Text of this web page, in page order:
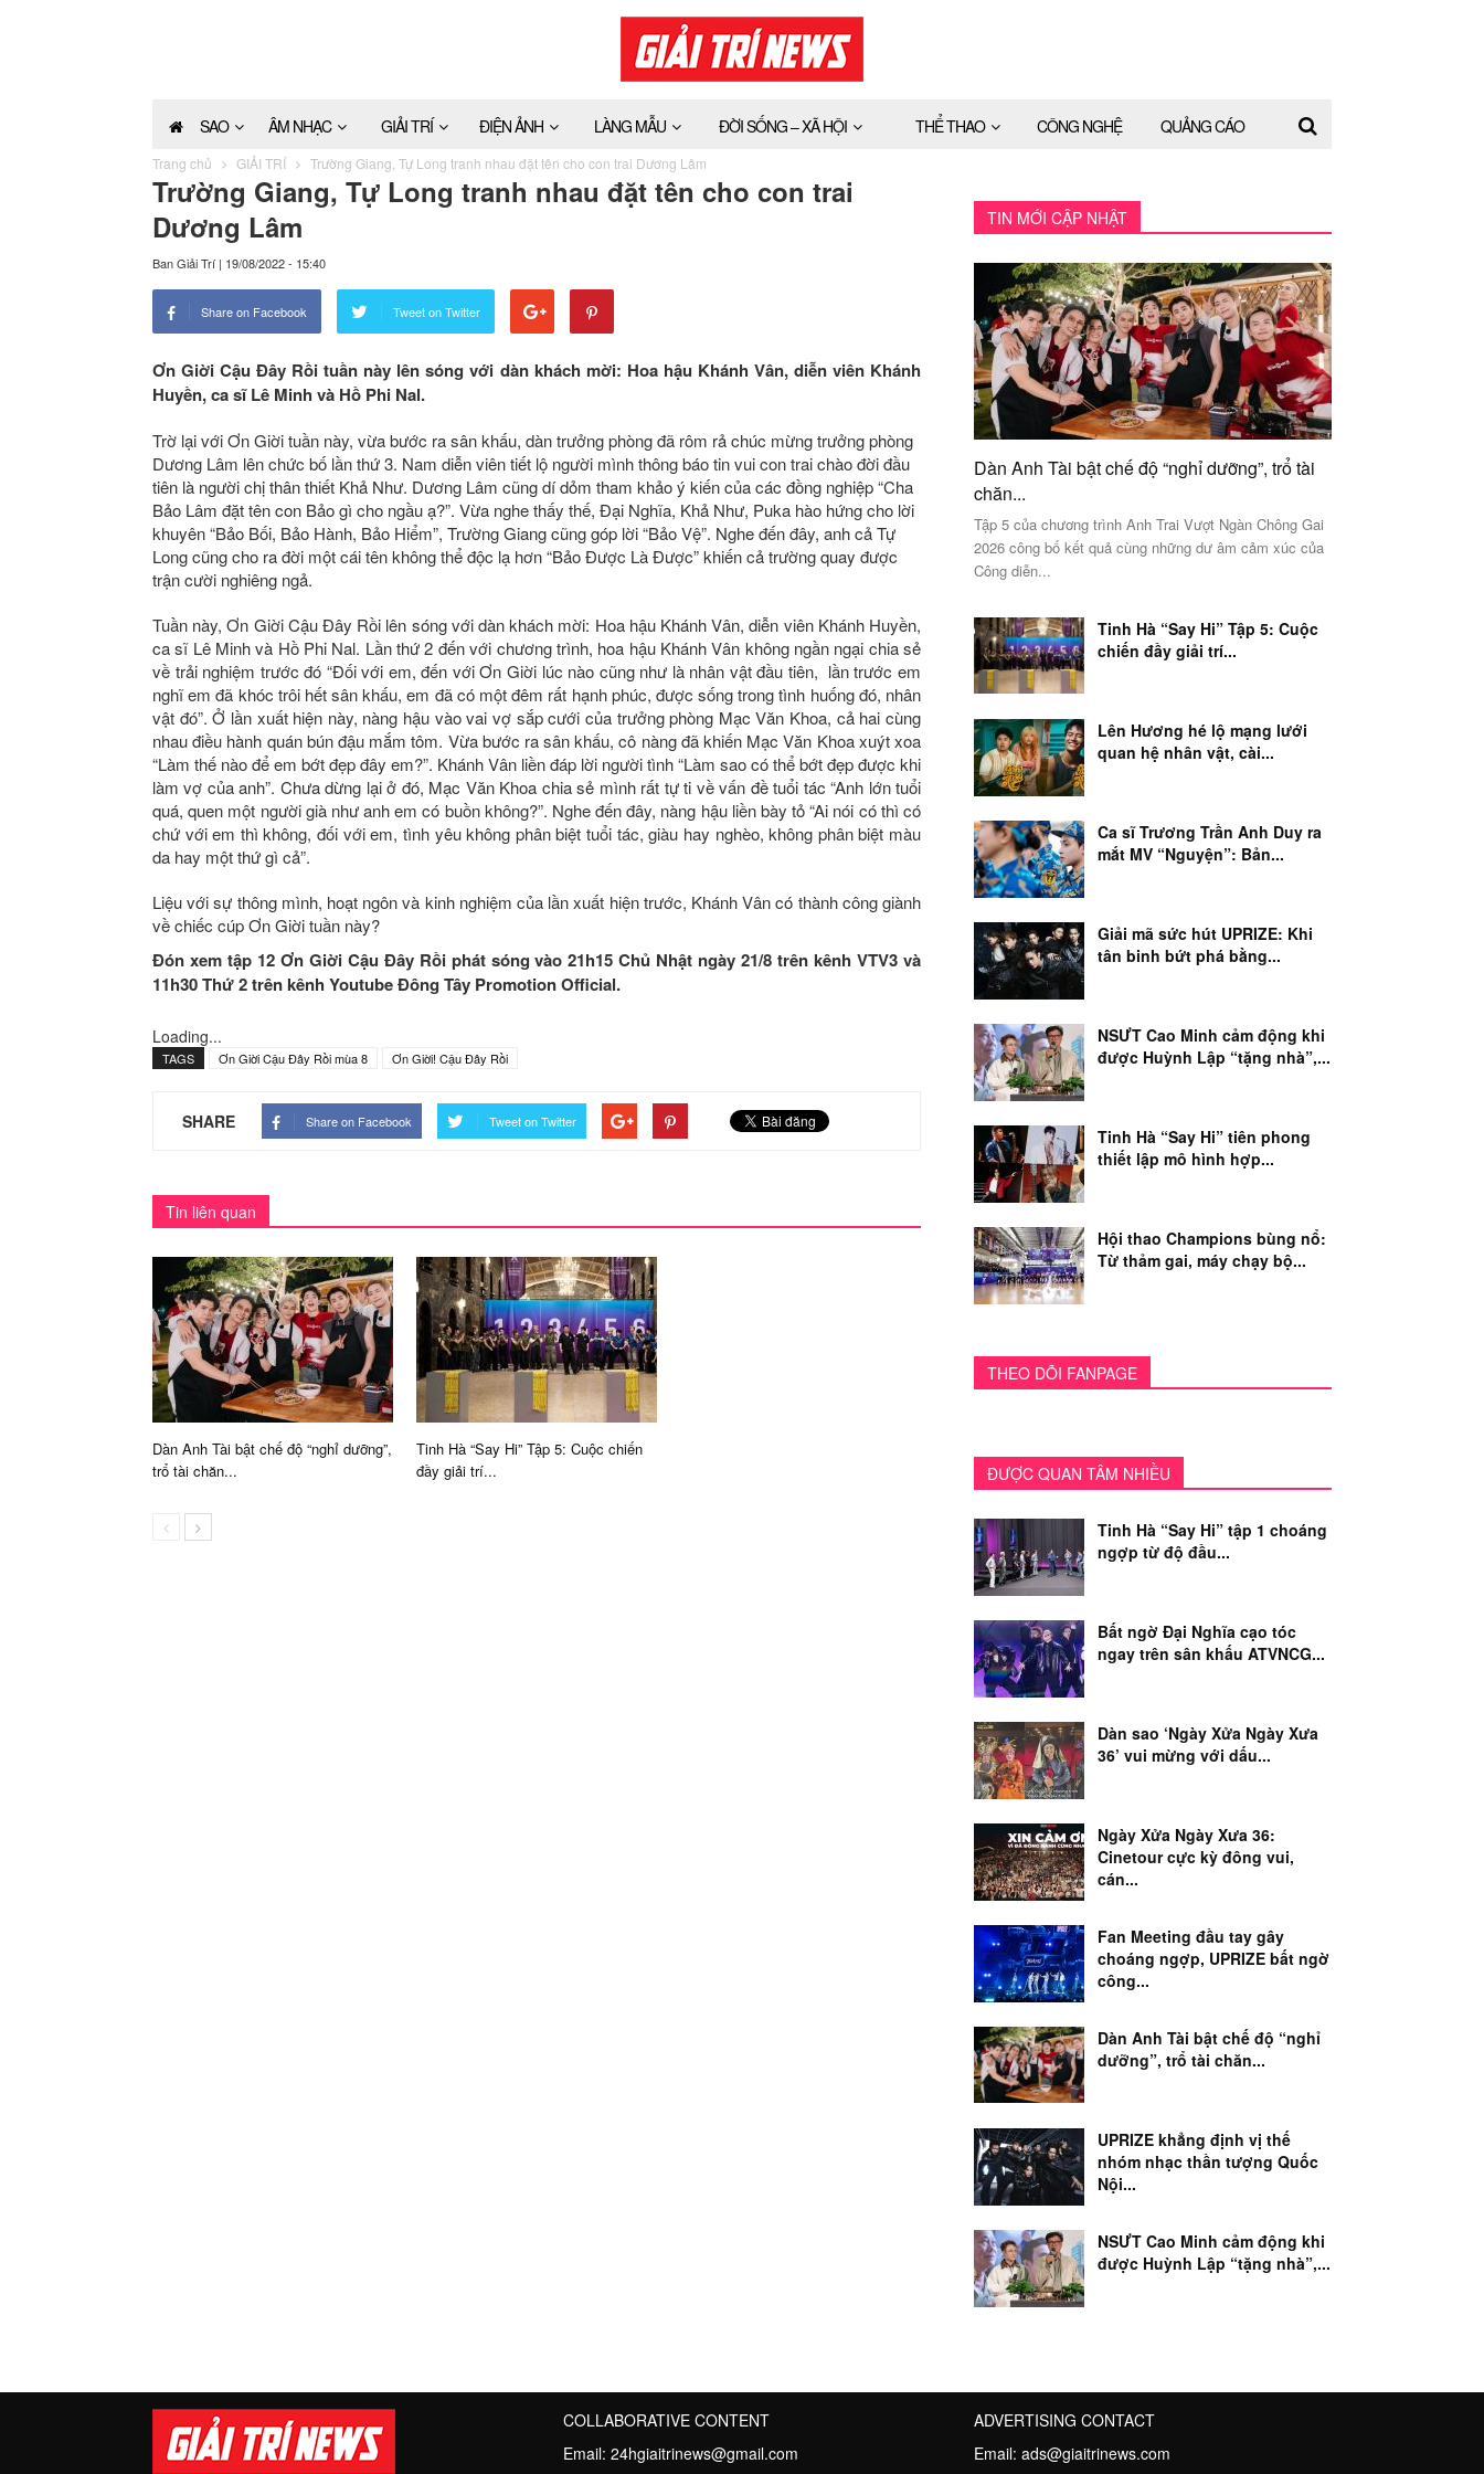
SAO ÂM NHẠC GIẢI TRÍ ĐIỆN ẢNH LÀNG MẪU ĐỜI SỐNG – XÃ HỘI THỂ THAO CÔNG NGHỆ QUẢNG CÁO
Trang chủ GIẢI TRÍ Trường Giang, Tự Long tranh nhau đặt tên cho con trai Dương Lâm
Trường Giang, Tự Long tranh nhau đặt tên cho con trai
Dương Lâm
Ban Giải Trí | 19/08/2022 - 15:40
Share on Facebook Tweet on Twitter
Ơn Giời Cậu Đây Rồi tuần này lên sóng với dàn khách mời: Hoa hậu Khánh Vân, diễn viên Khánh
Huyền, ca sĩ Lê Minh và Hồ Phi Nal.
Trờ lại với Ơn Giời tuần này, vừa bước ra sân khấu, dàn trưởng phòng đã rôm rả chúc mừng trưởng phòng
Dương Lâm lên chức bố lần thứ 3. Nam diễn viên tiết lộ người mình thông báo tin vui con trai chào đời đầu
tiên là người chị thân thiết Khả Như. Dương Lâm cũng dí dỏm tham khảo ý kiến của các đồng nghiệp “Cha
Bảo Lâm đặt tên con Bảo gì cho ngầu ạ?”. Vừa nghe thấy thế, Đại Nghĩa, Khả Như, Puka hào hứng cho lời
khuyên “Bảo Bối, Bảo Hành, Bảo Hiểm”, Trường Giang cũng góp lời “Bảo Vệ”. Nghe đến đây, anh cả Tự
Long cũng cho ra đời một cái tên không thể độc lạ hơn “Bảo Được Là Được” khiến cả trường quay được
trận cười nghiêng ngả.
Tuần này, Ơn Giời Cậu Đây Rồi lên sóng với dàn khách mời: Hoa hậu Khánh Vân, diễn viên Khánh Huyền,
ca sĩ Lê Minh và Hồ Phi Nal. Lần thứ 2 đến với chương trình, hoa hậu Khánh Vân không ngần ngại chia sẻ
về trải nghiệm trước đó “Đối với em, đến với Ơn Giời lúc nào cũng như là nhân vật đầu tiên, lần trước em
nghĩ em đã khóc trôi hết sân khấu, em đã có một đêm rất hạnh phúc, được sống trong tình huống đó, nhân
vật đó”. Ở lần xuất hiện này, nàng hậu vào vai vợ sắp cưới của trưởng phòng Mạc Văn Khoa, cả hai cùng
nhau điều hành quán bún đậu mắm tôm. Vừa bước ra sân khấu, cô nàng đã khiến Mạc Văn Khoa xuýt xoa
“Làm thế nào để em bớt đẹp đây em?”. Khánh Vân liền đáp lời người tình “Làm sao có thể bớt đẹp được khi
làm vợ của anh”. Chưa dừng lại ở đó, Mạc Văn Khoa chia sẻ mình rất tự ti về vấn đề tuổi tác “Anh lớn tuổi
quá, quen một người già như anh em có buồn không?”. Nghe đến đây, nàng hậu liền bày tỏ “Ai nói có thì có
chứ với em thì không, đối với em, tình yêu không phân biệt tuổi tác, giàu hay nghèo, không phân biệt màu
da hay một thứ gì cả”.
Liệu với sự thông mình, hoạt ngôn và kinh nghiệm của lần xuất hiện trước, Khánh Vân có thành công giành
về chiếc cúp Ơn Giời tuần này?
Đón xem tập 12 Ơn Giời Cậu Đây Rồi phát sóng vào 21h15 Chủ Nhật ngày 21/8 trên kênh VTV3 và
11h30 Thứ 2 trên kênh Youtube Đông Tây Promotion Official.
Loading...
TAGS Ơn Giời Cậu Đây Rồi mùa 8 Ơn Giời! Cậu Đây Rồi
SHARE Share on Facebook Tweet on Twitter
Tin liên quan
Dàn Anh Tài bật chế độ “nghỉ dưỡng”,
trổ tài chăn...
Tinh Hà “Say Hi” Tập 5: Cuộc chiến
đầy giải trí...
TIN MỚI CẬP NHẬT
Dàn Anh Tài bật chế độ “nghỉ dưỡng”, trổ tài
chăn...
Tập 5 của chương trình Anh Trai Vượt Ngàn Chông Gai
2026 công bố kết quả cùng những dư âm cảm xúc của
Công diễn...
Tinh Hà “Say Hi” Tập 5: Cuộc
chiến đầy giải trí...
Lên Hương hé lộ mạng lưới
quan hệ nhân vật, cài...
Ca sĩ Trương Trần Anh Duy ra
mắt MV “Nguyện”: Bản...
Giải mã sức hút UPRIZE: Khi
tân binh bứt phá bằng...
NSƯT Cao Minh cảm động khi
được Huỳnh Lập “tặng nhà”,...
Tinh Hà “Say Hi” tiên phong
thiết lập mô hình hợp...
Hội thao Champions bùng nổ:
Từ thảm gai, máy chạy bộ...
THEO DÕI FANPAGE
ĐƯỢC QUAN TÂM NHIỀU
Tinh Hà “Say Hi” tập 1 choáng
ngợp từ độ đầu...
Bất ngờ Đại Nghĩa cạo tóc
ngay trên sân khấu ATVNCG...
Dàn sao ‘Ngày Xửa Ngày Xưa
36’ vui mừng với dấu...
Ngày Xửa Ngày Xưa 36:
Cinetour cực kỳ đông vui,
cán...
Fan Meeting đầu tay gây
choáng ngợp, UPRIZE bất ngờ
công...
Dàn Anh Tài bật chế độ “nghỉ
dưỡng”, trổ tài chăn...
UPRIZE khẳng định vị thế
nhóm nhạc thần tượng Quốc
Nội...
NSƯT Cao Minh cảm động khi
được Huỳnh Lập “tặng nhà”,...
COLLABORATIVE CONTENT
Email: 24hgiaitrinews@gmail.com
ADVERTISING CONTACT
Email: ads@giaitrinews.com